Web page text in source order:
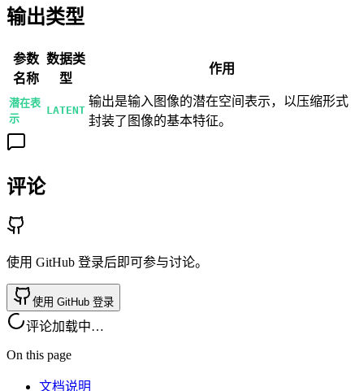
输出类型
参数
名称
数据类
型
作用
潜在表
示
LATENT
输出是输入图像的潜在空间表示，以压缩形式
封装了图像的基本特征。
评论
使用 GitHub 登录后即可参与讨论。
使用 GitHub 登录
评论加载中…
On this page
文档说明